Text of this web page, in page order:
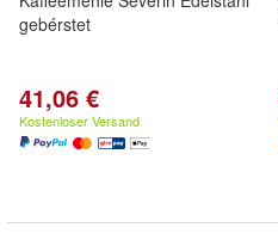
gebérstet
41,06 €
Kostenloser Versand